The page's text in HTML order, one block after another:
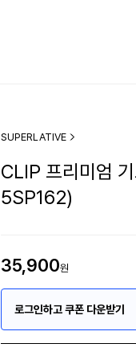
SUPERLATIVE
CLIP 프리미엄
5SP162)
35,900원
로그인하고 쿠폰 다운받기